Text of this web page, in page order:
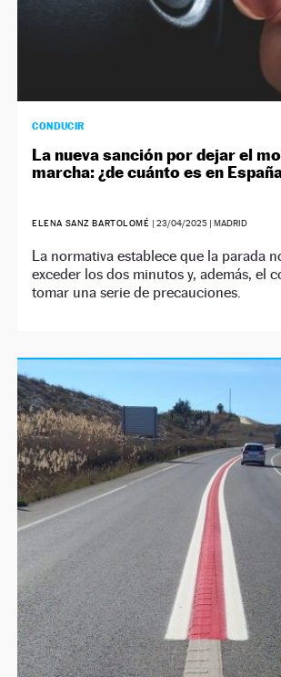
CONDUCIR
La nueva sanción por dejar el
marcha: ¿de cuánto es en
ELENA SANZ BARTOLOMÉ | 23/04/2025| MADRID
La normativa establece que la parada
exceder los dos minutos y, además, el
tomar una serie de precauciones.